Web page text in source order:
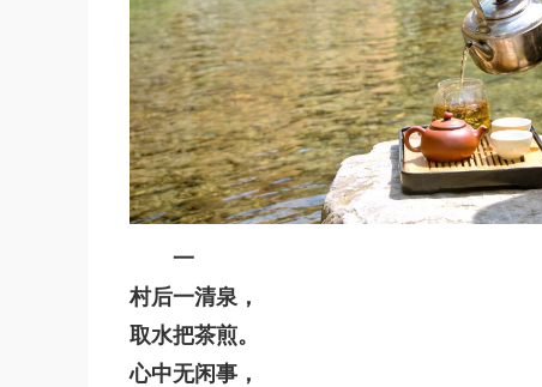
一
村后一清泉，
取水把茶煎。
心中无闲事，